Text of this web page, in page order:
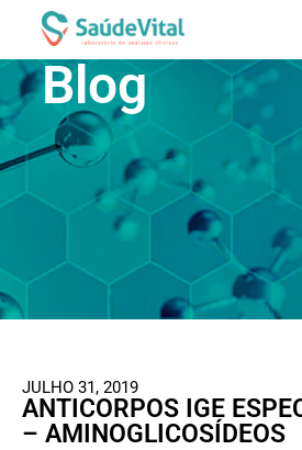
Blog
JULHO 31, 2019
ANTICORPOS IGE
– AMINOGLICOSÍDEOS